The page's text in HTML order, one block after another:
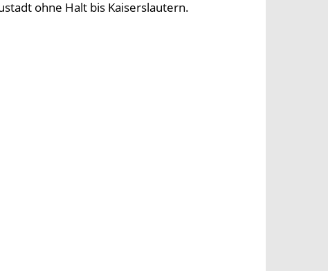
ohne Halt bis Kaiserslautern.